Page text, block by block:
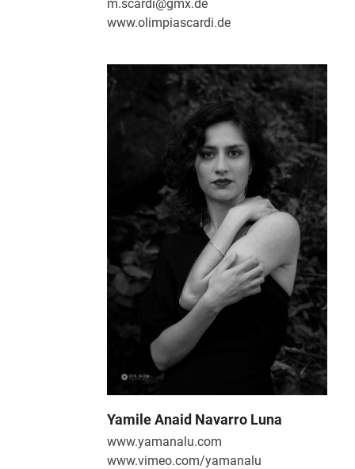
m.scardi@gmx.de
www.olimpiascardi.de
Yamile Anaid Navarro Luna
www.yamanalu.com
www.vimeo.com/yamanalu